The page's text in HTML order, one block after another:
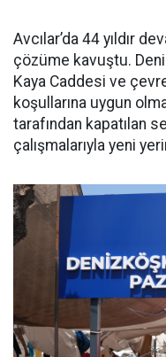
Avcılar’da 44 yıldır
çözüme kavuştu.
Kaya Caddesi ve
koşullarına uygun
tarafından kapatılan
çalışmalarıyla yeni